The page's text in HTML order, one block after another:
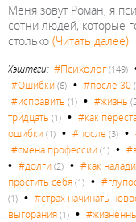
Меня зовут Роман, я
сотни людей, которые
столько (Читать далее)
Хэштеги: #Психолог(149)
#Ошибки (6) • #после 30
#исправить (1) • #жизнь
тридцать (1) • #как
ошибки (1) • #после (3) •
#смена профессии (1) •
• #долги (2) • #как
простить себя (1) •
(1) • #страх начинать
выгорания (1) •